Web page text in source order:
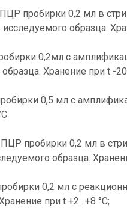
пробирки 0,2 мл в
образца.
0,2мл с
Хранение при t -
0,5 мл с
пробирки 0,2 мл в
образца.
0,2 мл с
при t +2…+8 °С;